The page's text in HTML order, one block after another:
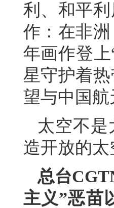
利、和平
作：在非
年画作登
星守护着
望与中国
太空不是
造开放的
总台
主义”恶苗